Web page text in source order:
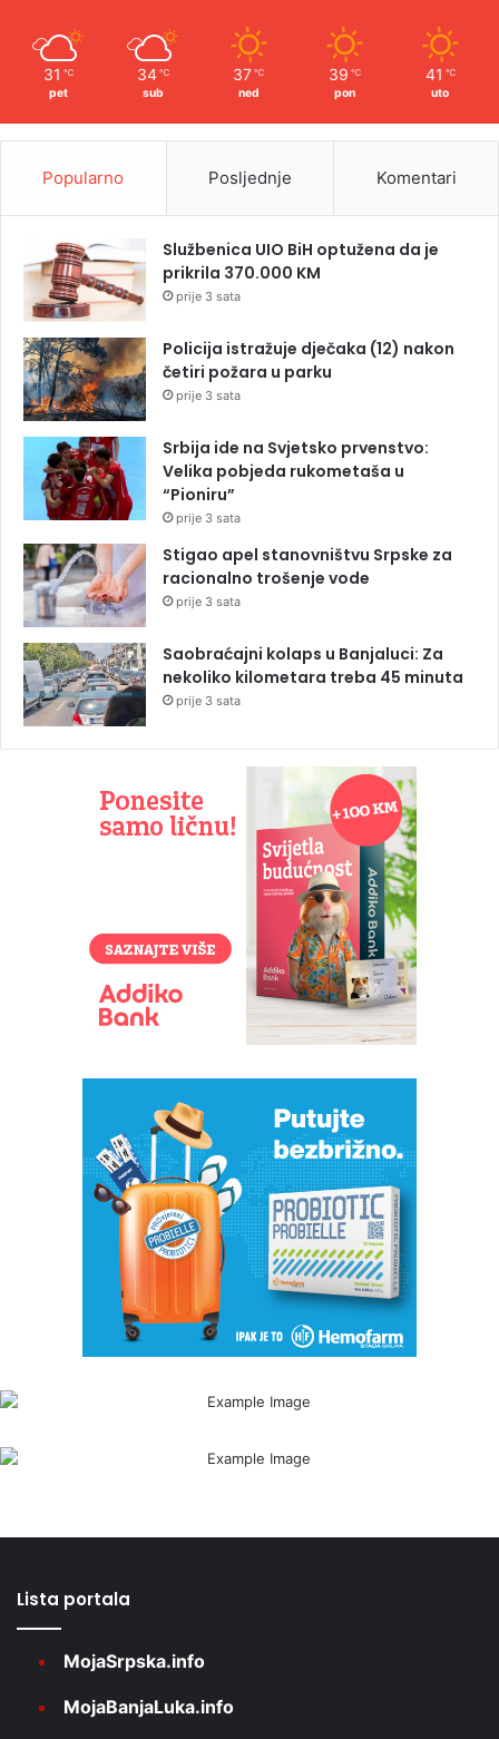
31 ℃
pet
34 ℃
sub
37 ℃
ned
39 ℃
pon
41 ℃
uto
Popularno Posljednje Komentari
Službenica UIO BiH optužena da je
prikrila 370.000 KM
prije 3 sata
Policija istražuje dječaka (12) nakon
četiri požara u parku
prije 3 sata
Srbija ide na Svjetsko prvenstvo:
Velika pobjeda rukometaša u
“Pioniru”
prije 3 sata
Stigao apel stanovništvu Srpske za
racionalno trošenje vode
prije 3 sata
Saobraćajni kolaps u Banjaluci: Za
nekoliko kilometara treba 45 minuta
prije 3 sata
Lista portala
MojaSrpska.info
MojaBanjaLuka.info